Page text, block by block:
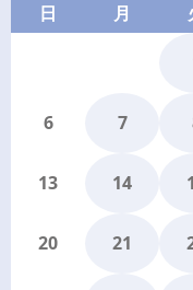
日 月
6 7
13 14
20 21